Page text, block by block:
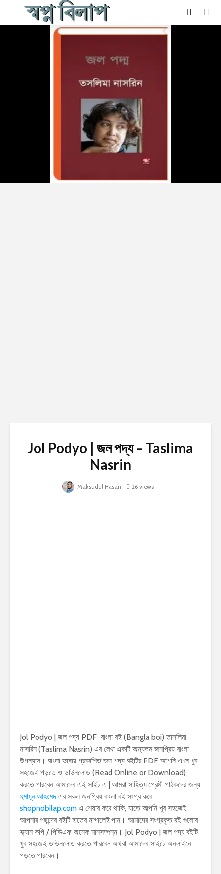
Jol Podyo | জল পদ্য – Taslima
Nasrin
Maksudul Hasan 26 views
Jol Podyo | জল পদ্য PDF বাংলা বই (Bangla boi) তাসলিমা
নাসরিন (Taslima Nasrin) এর লেখা একটি অন্যতম জনপ্রিয় বাংলা
উপন্যাস। বাংলা ভাষায় প্রকাশিত জল পদ্য বইটির PDF আপনি এখন খুব
সহজেই পড়তে ও ডাউনলোড (Read Online or Download)
করতে পারবেন আমাদের এই সাইট এ | আমরা সাহিত্য প্রেমী পাঠকদের জন্য
হুমায়ূন আহমেদ এর সকল জনপ্রিয় বাংলা বই সংগ্র করে
shopnobilap.com এ শেয়ার করে থাকি, যাতে আপনি খুব সহজেই
আপনার পছন্দের বইটি হাতের নাগালেই পান। আমাদের সংগ্রকৃত বই গুলোর
স্ক্যান কপি / পিডিএফ অনেক মানসম্পন্ন। Jol Podyo | জল পদ্য বইটি
খুব সহজেই ডাউনলোড করতে পারবেন অথবা আমাদের সাইটে অনলাইনে
পড়তে পারবেন।